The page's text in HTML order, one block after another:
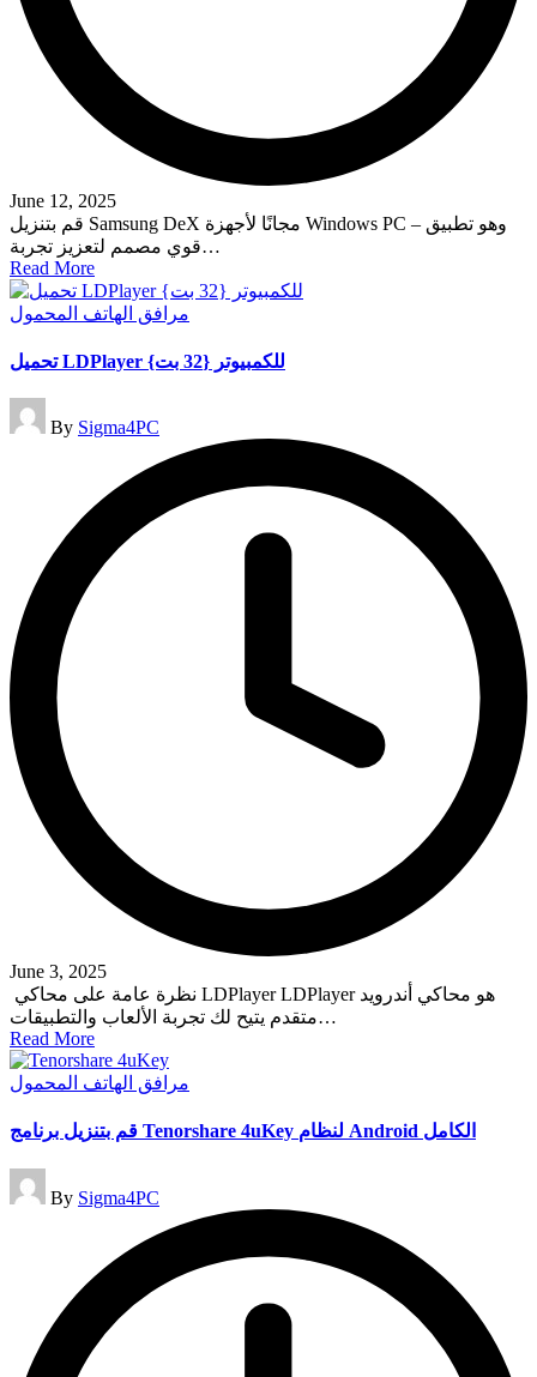
June 12, 2025
قم بتنزيل Samsung DeX مجانًا لأجهزة Windows PC – وهو تطبيق
قوي مصمم لتعزيز تجربة…
Read More
Posted
مرافق الهاتف المحمول
تحميل LDPlayer للكمبيوتر {32 بت}
Posted
by
By Sigma4PC
June 3, 2025
متقدم يتيح لك تجربة الألعاب والتطبيقات…
Read More
Posted
مرافق الهاتف المحمول
قم بتنزيل برنامج Tenorshare 4uKey لنظام Android الكامل
Posted
by
By Sigma4PC